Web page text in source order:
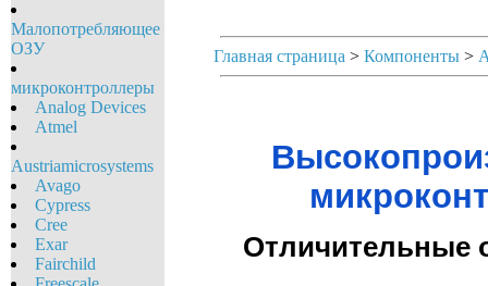
Малопотребляющее
ОЗУ
микроконтроллеры
Analog Devices
Atmel
Austriamicrosystems
Avago
Cypress
Cree
Exar
Fairchild
Главная страница > Компоненты >
Отличительные